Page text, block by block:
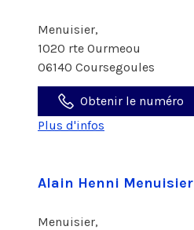
Menuisier,
1020 rte Ourmeou
06140 Coursegoules
Obtenir le numéro
Plus d'infos
Alain Henni Menuisier
Menuisier,